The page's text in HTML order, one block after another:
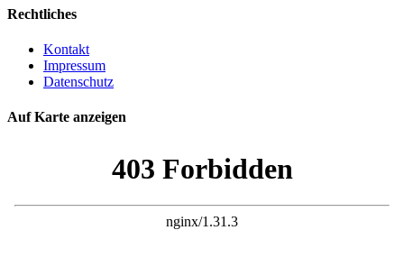
Rechtliches
Kontakt
Impressum
Datenschutz
Auf Karte anzeigen